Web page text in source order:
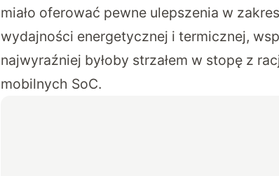
miało oferować pewne ulepszenia w
wydajności energetycznej i termicznej,
najwyraźniej byłoby strzałem w stopę z
mobilnych SoC.